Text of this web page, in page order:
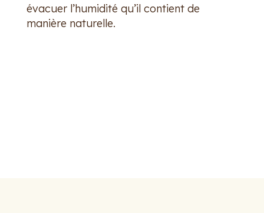
évacuer l’humidité qu’il contient de
manière naturelle.